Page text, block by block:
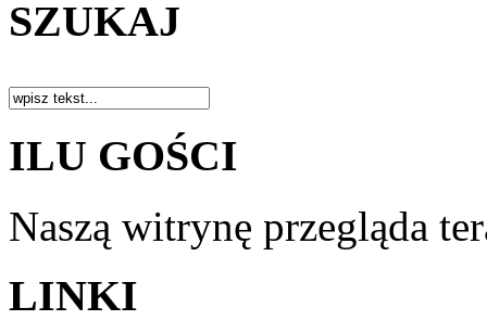
SZUKAJ
ILU GOŚCI
Naszą witrynę przegląda
LINKI